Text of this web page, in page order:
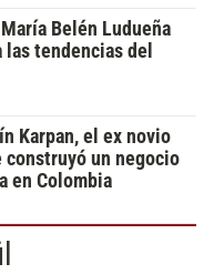
Belén Ludueña
tendencias del
Karpan, el ex novio
construyó un negocio
en Colombia